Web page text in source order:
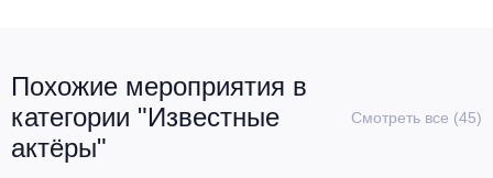
Похожие мероприятия в
категории "Известные
актёры"
Смотреть все (45)